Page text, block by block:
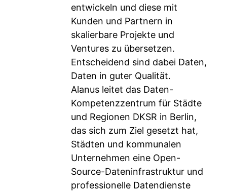
entwickeln und diese mit
Kunden und Partnern in
skalierbare Projekte und
Ventures zu übersetzen.
Entscheidend sind dabei Daten,
Daten in guter Qualität.
Alanus leitet das Daten-
Kompetenzzentrum für Städte
und Regionen DKSR in Berlin,
das sich zum Ziel gesetzt hat,
Städten und kommunalen
Unternehmen eine Open-
Source-Dateninfrastruktur und
professionelle Datendienste